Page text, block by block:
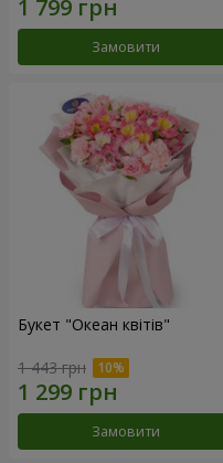
Замовити
Букет "Океан квітів"
1 443 грн
Замовити